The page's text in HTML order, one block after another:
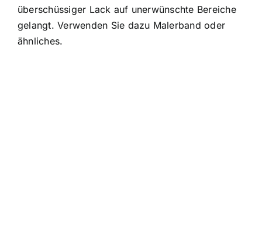
überschüssiger Lack auf unerwünschte Bereiche
gelangt. Verwenden Sie dazu Malerband oder
ähnliches.